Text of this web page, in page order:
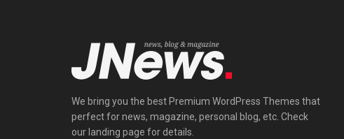
We bring you the best Premium WordPress Themes that
perfect for news, magazine, personal blog, etc. Check
our landing page for details.